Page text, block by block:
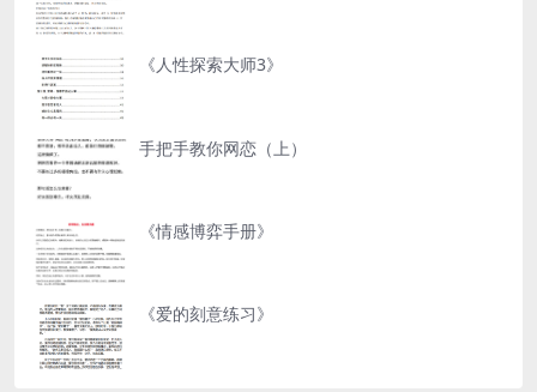
《人性探索大师3》
手把手教你网恋（上）
《情感博弈手册》
《爱的刻意练习》